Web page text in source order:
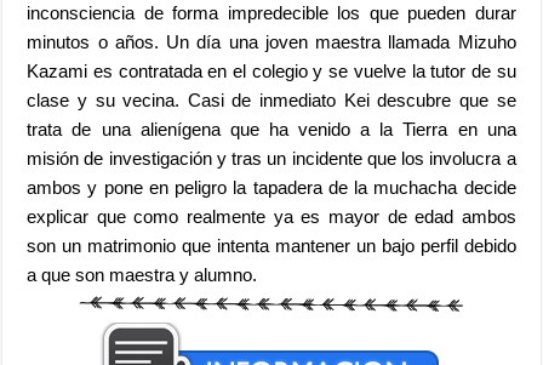
inconsciencia de forma impredecible los que pueden durar
minutos o años. Un día una joven maestra llamada Mizuho
Kazami es contratada en el colegio y se vuelve la tutor de su
clase y su vecina. Casi de inmediato Kei descubre que se
trata de una alienígena que ha venido a la Tierra en una
misión de investigación y tras un incidente que los involucra a
ambos y pone en peligro la tapadera de la muchacha decide
explicar que como realmente ya es mayor de edad ambos
son un matrimonio que intenta mantener un bajo perfil debido
a que son maestra y alumno.